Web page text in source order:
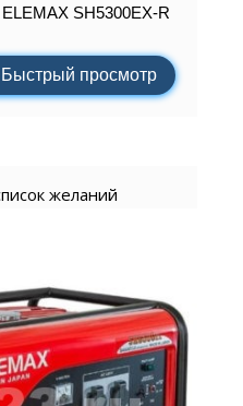
SH5300EX-R
Быстрый просмотр
желаний